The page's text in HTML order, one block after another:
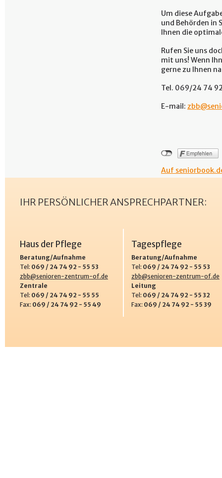
Um diese
und Behörden in
Ihnen die
Rufen Sie uns
mit uns! Wenn
gerne zu Ihnen
Tel. 069/24 74
E-mail:
Auf
IHR PERSÖNLICHER ANSPRECHPARTNER:
Haus der Pflege
Beratung/Aufnahme
Tel: 069 / 24 74 92 - 55 53
zbb@senioren-zentrum-of.de
Zentrale
Tel: 069 / 24 74 92 - 55 55
Fax: 069 / 24 74 92 - 55 49
Tagespflege
Beratung/Aufnahme
Tel: 069 / 24 74 92 - 55 53
zbb@senioren-zentrum-of.de
Leitung
Tel: 069 / 24 74 92 - 55 32
Fax: 069 / 24 74 92 - 55 39